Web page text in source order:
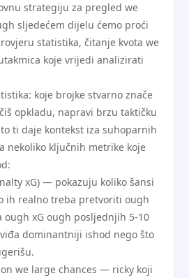
strategiju za pregled we
sljedećem dijelu ćemo proći
statistika, čitanje kvota we
koje vrijedi analizirati
koje brojke stvarno znače
opkladu, napravi brzu taktičku
ti daje kontekst iza suhoparnih
nekoliko ključnih metrike koje
xG) — pokazuju koliko šansi
ih realno treba pretvoriti ough
ough xG ough posljednjih 5-10
dominantniji ishod nego što
we large chances — ricky koji